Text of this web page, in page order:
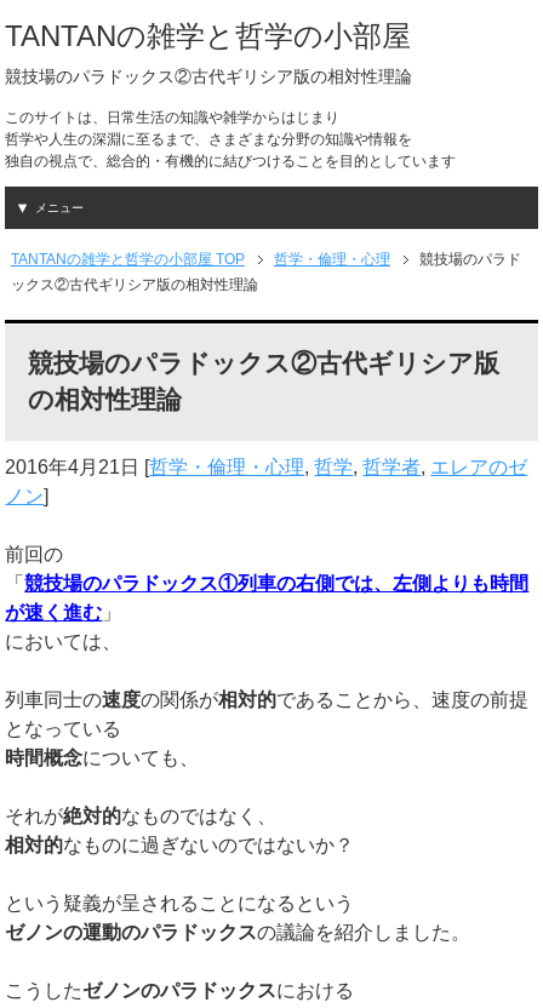
TANTANの雑学と哲学の小部屋
競技場のパラドックス②古代ギリシア版の相対性理論
このサイトは、日常生活の知識や雑学からはじまり
哲学や人生の深淵に至るまで、さまざまな分野の知識や情報を
独自の視点で、総合的・有機的に結びつけることを目的としています
メニュー
TANTANの雑学と哲学の小部屋 TOP 哲学・倫理・心理
競技場のパラド
ックス②古代ギリシア版の相対性理論
競技場のパラドックス②古代ギリシア版
の相対性理論
2016年4月21日 [哲学・倫理・心理,哲学,哲学者, エレアのゼ
ノン]
前回の
「競技場のパラドックス①列車の右側では、左側よりも時間
が速く進む 」
においては、
列車同士の速度の関係が相対的であることから、速度の前提
となっている
時間概念についても、
それが絶対的なものではなく、
相対的なものに過ぎないのではないか？
という疑義が呈されることになるという
ゼノンの運動のパラドックスの議論を紹介しました。
こうしたゼノンのパラドックスにおける